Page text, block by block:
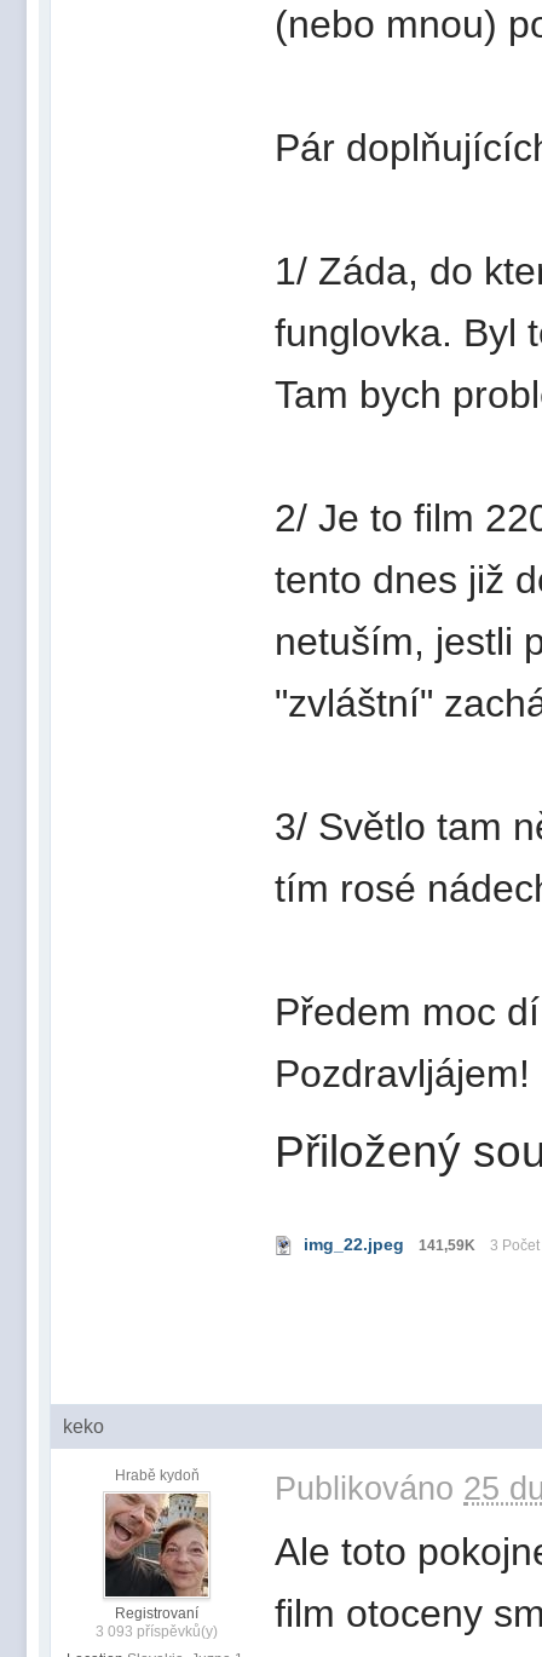
(nebo mnou)
Pár
1/ Záda, do
funglovka. Byl
Tam bych
2/ Je to film
tento dnes již
netuším, jestli
"zvláštní"
3/ Světlo tam
tím rosé
Předem moc
Pozdravljájem!
Přiložený
img_22.jpeg 141,59K 3
keko
Hrabě kydoň
Registrovaní
3 093 příspěvků(y)
Publikováno 25
Ale toto
film otoceny